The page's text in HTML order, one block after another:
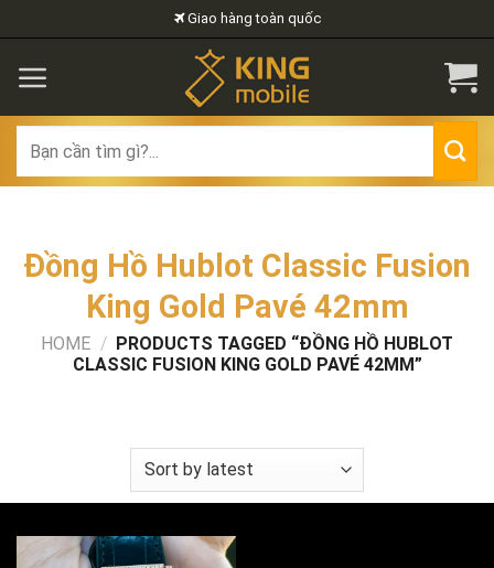
to
content
Giao hàng toàn quốc
for:
Đồng Hồ Hublot Classic Fusion
King Gold Pavé 42mm
HOME / PRODUCTS TAGGED “ĐỒNG HỒ HUBLOT
CLASSIC FUSION KING GOLD PAVÉ 42MM”